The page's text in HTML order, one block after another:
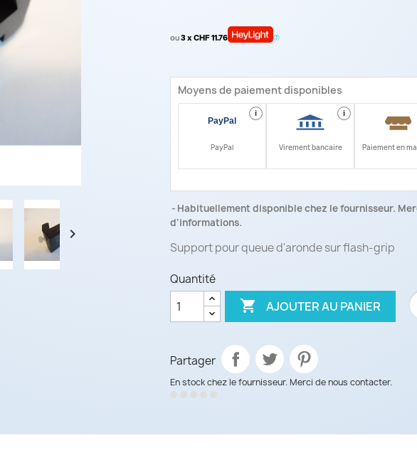

ou3 x CHF 11.76
Moyens de paiement disponibles
i
PayPal
i
Virement bancaire Paiement en
Habituellement disponible chez le fournisseur.
d'informations.
Support pour queue d'aronde sur flash-grip
Quantité
 AJOUTER AU PANIER
Partager
En stock chez le fournisseur. Merci de nous contacter.